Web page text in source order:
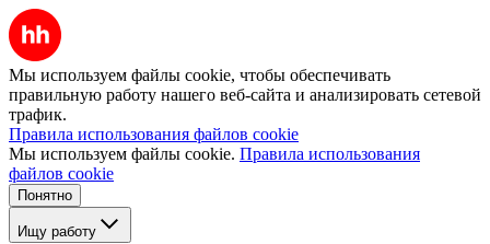
Мы используем файлы cookie, чтобы обеспечивать
правильную работу нашего веб-сайта и анализировать сетевой
трафик.
Правила использования файлов cookie
Мы используем файлы cookie. Правила использования
файлов cookie
Понятно
Ищу работу